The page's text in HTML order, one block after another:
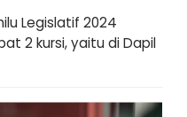
Legislatif 2024
2 kursi, yaitu di Dapil